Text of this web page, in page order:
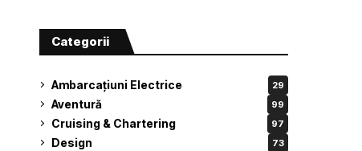
Categorii
Ambarcațiuni Electrice 29
Aventură 99
Cruising & Chartering 97
Design 73